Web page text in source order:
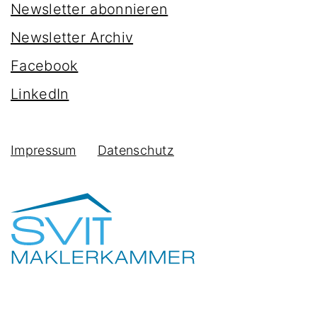
Newsletter abonnieren
Newsletter Archiv
Facebook
LinkedIn
Impressum Datenschutz